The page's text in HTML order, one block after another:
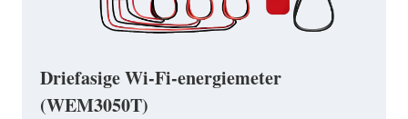
Driefasige Wi-Fi-energiemeter
(WEM3050T)